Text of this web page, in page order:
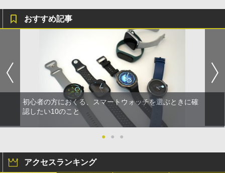
おすすめ記事
初心者の方におくる、スマートウォッチを選ぶときに確
認したい10のこと
● ● ●
アクセスランキング